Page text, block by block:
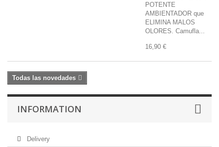
POTENTE
AMBIENTADOR que
ELIMINA MALOS
OLORES. Camufla...
16,90 €
Todas las novedades
INFORMATION
Delivery